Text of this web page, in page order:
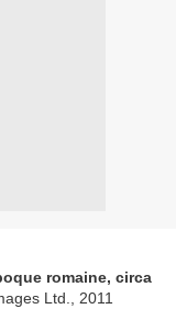
romaine, circa
Ltd., 2011